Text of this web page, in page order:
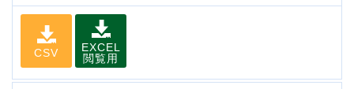
CSV
EXCEL
閲覧用